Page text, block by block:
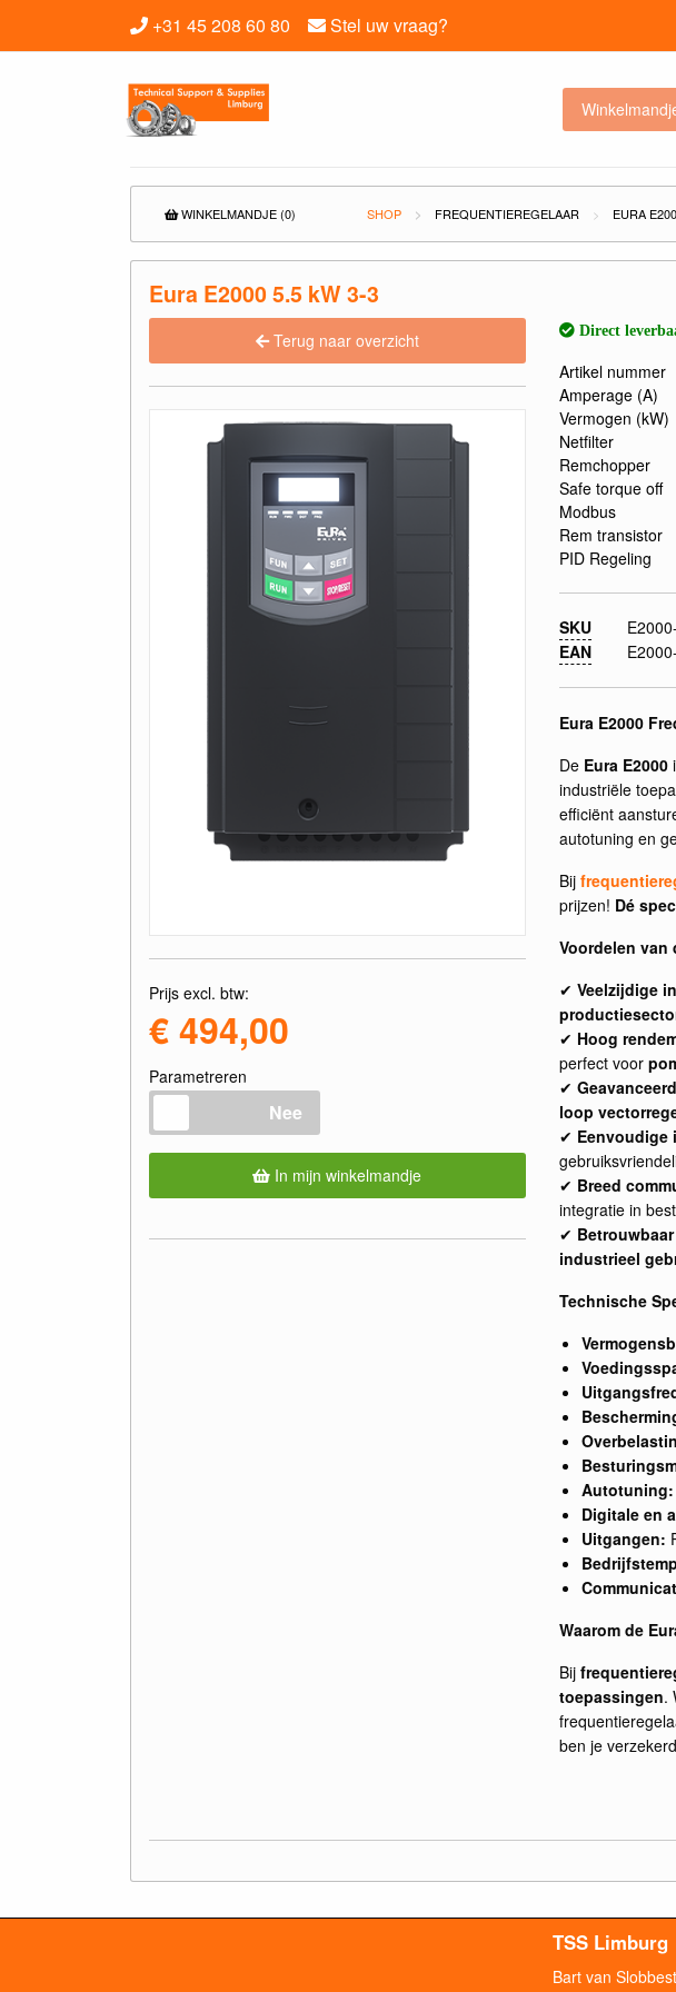
+31 45 208 60 80 Stel uw vraag?
WINKELMANDJE (0) SHOP FREQUENTIEREGELAAR EURA
Eura E2000 5.5 kW 3-3
Terug naar overzicht
Prijs excl. btw:
€ 494,00
Parametreren
Nee
In mijn winkelmandje
Direct
Artikel nummer
Amperage (A)
Vermogen (kW)
Netfilter
Remchopper
Safe torque off
Modbus
Rem transistor
PID Regeling
SKU
EAN
Eura E2000
De Eura E2000
industriële
efficiënt
autotuning en
Bij
prijzen! Dé
Voordelen van
✔ Veelzijdige
✔ Hoog
perfect voor
✔
loop
✔ Eenvoudige
✔ Breed
integratie in
✔
industrieel
Technische
Autotuning:
Digitale en
Uitgangen:
Waarom de
Bij
toepassingen.
ben je
TSS Limburg
Bart van